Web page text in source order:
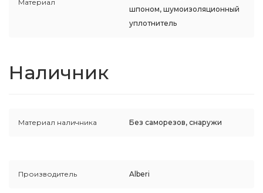
Материал
шпоном, шумоизоляционный
уплотнитель
Наличник
Материал наличника Без саморезов, снаружи
Производитель Alberi